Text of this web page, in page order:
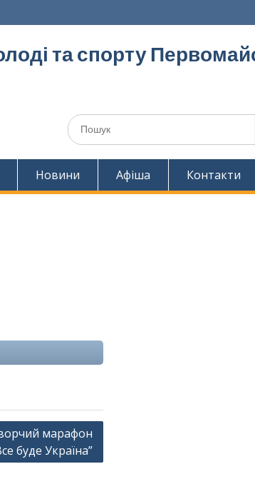
та спорту
Шукати:
Новини Афіша Контакти
марафон
буде Україна”